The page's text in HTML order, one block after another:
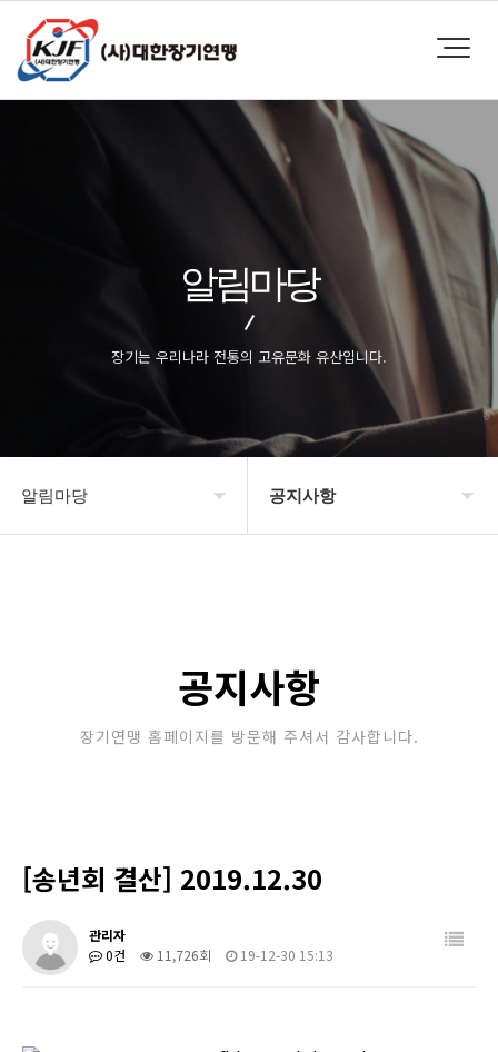
알림마당
장기는 우리나라 전통의 고유문화 유산입니다.
알림마당 공지사항
포토갤러리
공지사항
장기연맹 홈페이지를 방문해 주셔서 감사합니다.
[송년회 결산] 2019.12.30
관리자
0건
11,726회 19-12-30 15:13